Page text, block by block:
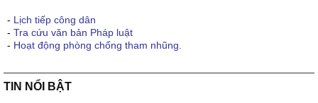
- Lịch tiếp công dân
- Tra cứu văn bản Pháp luật
- Hoạt động phòng chống tham nhũng.
TIN NỔI BẬT